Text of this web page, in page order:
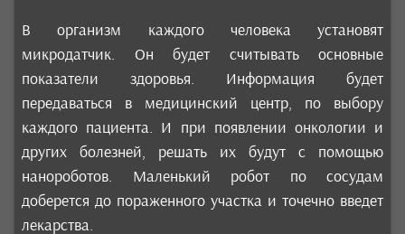
В организм каждого человека установят
микродатчик. Он будет считывать основные
показатели здоровья. Информация будет
передаваться в медицинский центр, по выбору
каждого пациента. И при появлении онкологии и
других болезней, решать их будут с помощью
нанороботов. Маленький робот по сосудам
доберется до пораженного участка и точечно введет
лекарства.